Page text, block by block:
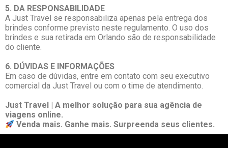
5. DA RESPONSABILIDADE
A Just Travel se responsabiliza apenas pela entrega dos
brindes conforme previsto neste regulamento. O uso dos
brindes e sua retirada em Orlando são de responsabilidade
do cliente.
6. DÚVIDAS E INFORMAÇÕES
Em caso de dúvidas, entre em contato com seu executivo
comercial da Just Travel ou com o time de atendimento.
Just Travel | A melhor solução para sua agência de
viagens online.
Venda mais. Ganhe mais. Surpreenda seus clientes.